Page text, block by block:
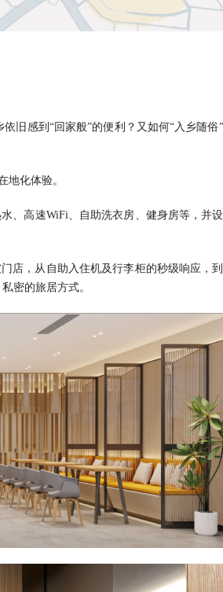
旧感到“回家般”的便利？又如何“入乡随俗
化体验。
、高速WiFi、自助洗衣房、健身房等，并
店，从自助入住机及行李柜的秒级响应，
密的旅居方式。